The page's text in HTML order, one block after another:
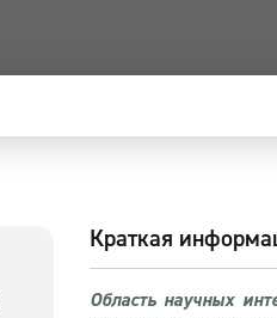
Краткая
Область научных